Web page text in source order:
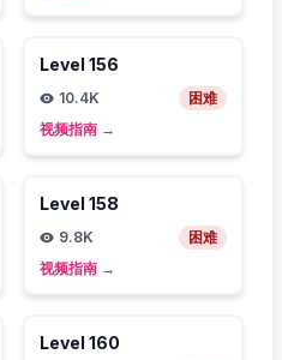
Level 156
10.4K
困难
视频指南 →
Level 158
9.8K
困难
视频指南 →
Level 160